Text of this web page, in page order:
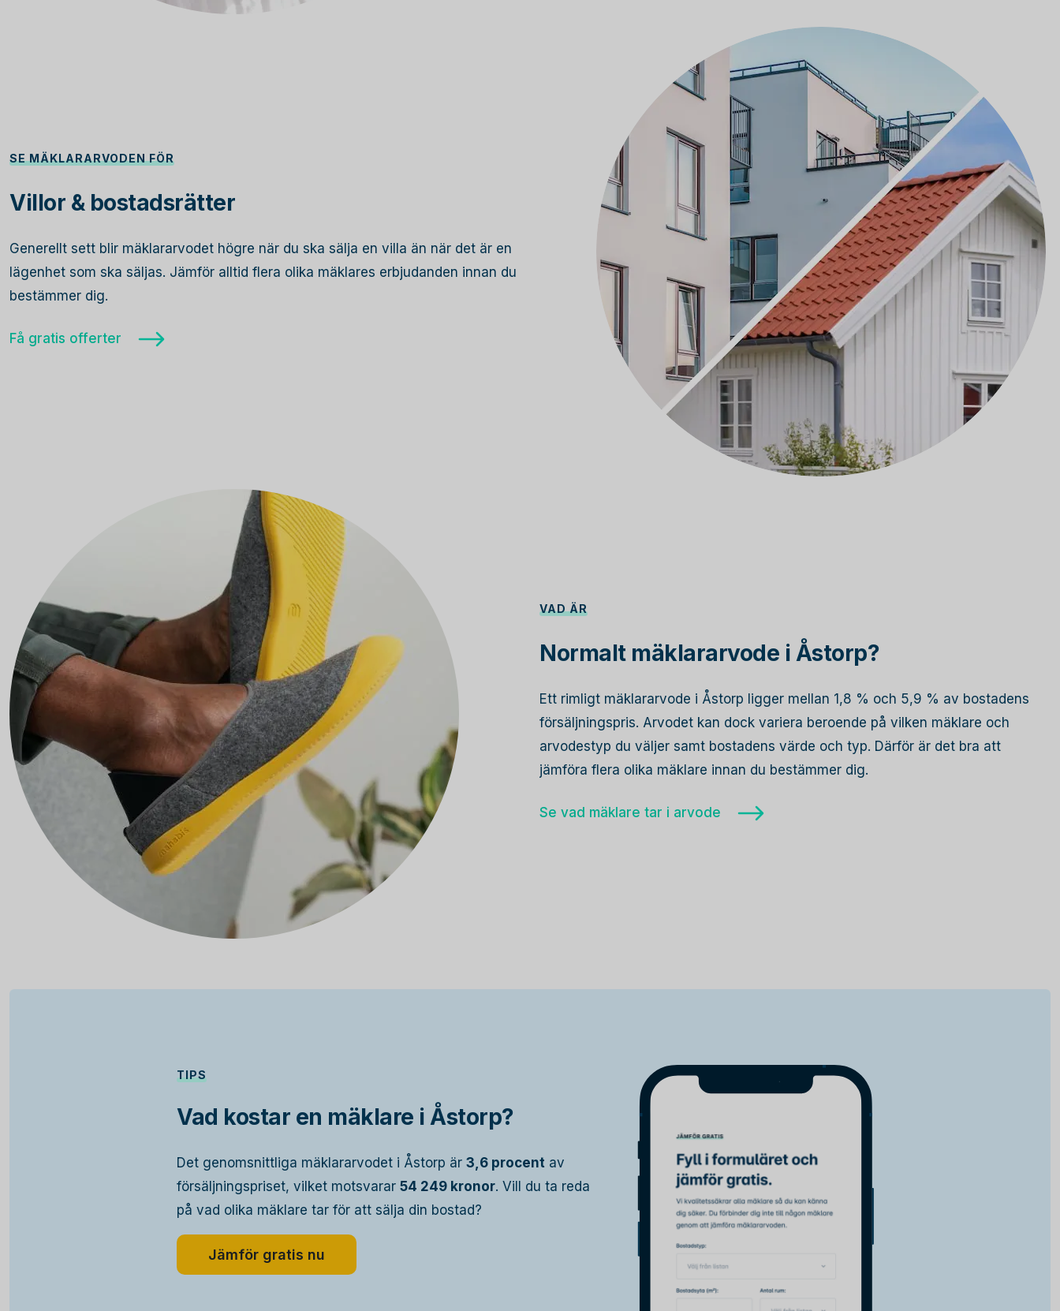
SE MÄKLARARVODEN FÖR
Villor & bostadsrätter
Generellt sett blir mäklararvodet högre när du ska sälja en villa än när det är en
lägenhet som ska säljas. Jämför alltid flera olika mäklares erbjudanden innan du
bestämmer dig.
Få gratis offerter
VAD ÄR
Normalt mäklararvode i Åstorp?
Ett rimligt mäklararvode i Åstorp ligger mellan 1,8 % och 5,9 % av bostadens
försäljningspris. Arvodet kan dock variera beroende på vilken mäklare och
arvodestyp du väljer samt bostadens värde och typ. Därför är det bra att
jämföra flera olika mäklare innan du bestämmer dig.
Se vad mäklare tar i arvode
TIPS
Vad kostar en mäklare i Åstorp?
Det genomsnittliga mäklararvodet i Åstorp är 3,6 procent av
försäljningspriset, vilket motsvarar 54 249 kronor. Vill du ta reda
på vad olika mäklare tar för att sälja din bostad?
Jämför gratis nu